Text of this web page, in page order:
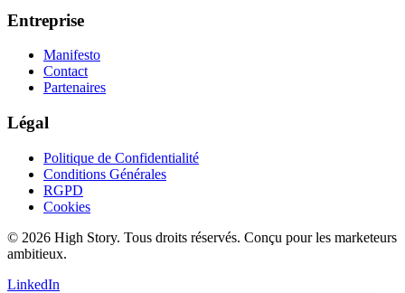
Entreprise
Manifesto
Contact
Partenaires
Légal
Politique de Confidentialité
Conditions Générales
RGPD
Cookies
© 2026 High Story. Tous droits réservés. Conçu pour les marketeurs
ambitieux.
LinkedIn